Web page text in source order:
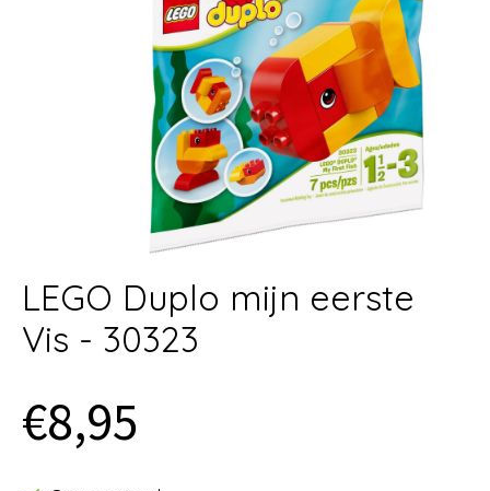
LEGO Duplo mijn eerste
Vis - 30323
€8,95